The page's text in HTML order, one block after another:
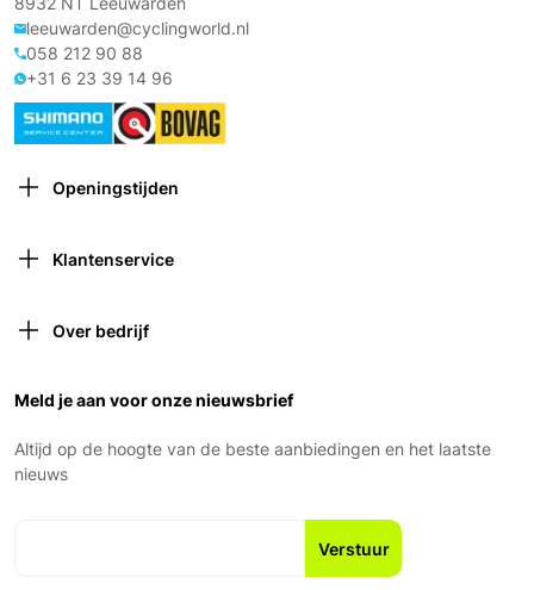
leeuwarden@cyclingworld.nl
058 212 90 88
+31 6 23 39 14 96
Openingstijden
Dinsdag: 9:00 – 18:00
gesloten om 18:00)
Zondag: Gesloten
Klantenservice
Verzekeringen
Over bedrijf
Ons Team
Nieuws en blogs
Fiets leasen
Meld je aan voor onze nieuwsbrief
Altijd op de hoogte van de beste aanbiedingen en het laatste
nieuws